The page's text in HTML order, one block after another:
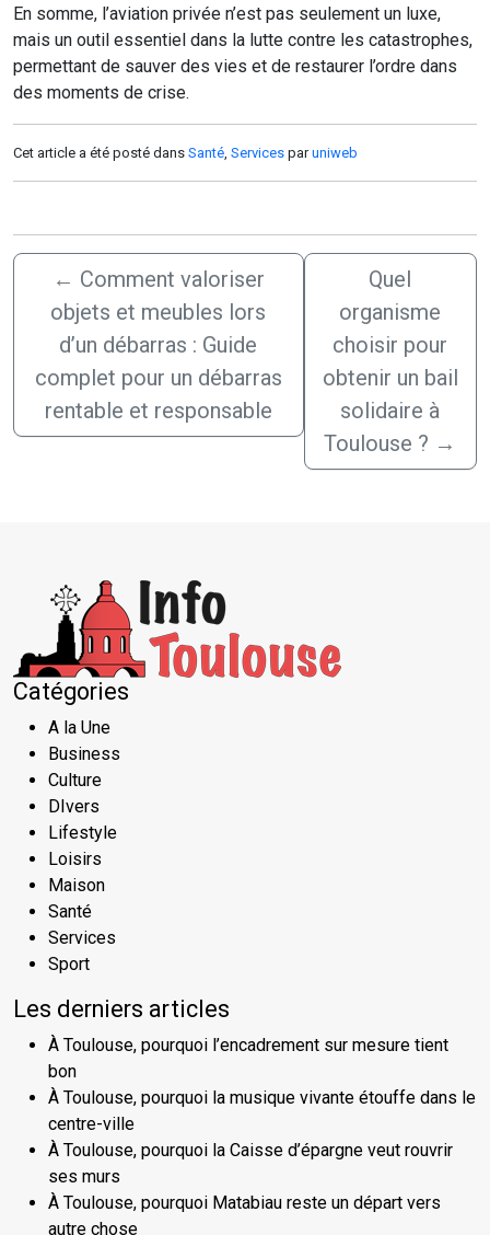
En somme, l’aviation privée n’est pas seulement un luxe,
mais un outil essentiel dans la lutte contre les catastrophes,
permettant de sauver des vies et de restaurer l’ordre dans
des moments de crise.
Cet article a été posté dans Santé Services paruniweb
← Comment valoriser
objets et meubles lors
d’un débarras : Guide
complet pour un débarras
rentable et responsable
Quel
organisme
choisir pour
obtenir un bail
solidaire à
Toulouse ? →
Catégories
A la Une
Business
Culture
DIvers
Lifestyle
Loisirs
Maison
Santé
Services
Sport
Les derniers articles
À Toulouse, pourquoi l’encadrement sur mesure tient
bon
À Toulouse, pourquoi la musique vivante étouffe dans le
centre-ville
À Toulouse, pourquoi la Caisse d’épargne veut rouvrir
ses murs
À Toulouse, pourquoi Matabiau reste un départ vers
autre chose